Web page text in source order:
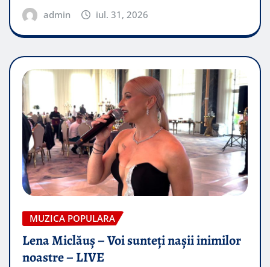
admin iul. 31, 2026
MUZICA POPULARA
Lena Miclăuș – Voi sunteți nașii inimilor
noastre – LIVE